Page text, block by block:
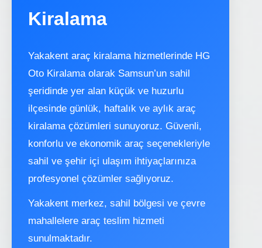
Kiralama
Yakakent araç kiralama hizmetlerinde HG
Oto Kiralama olarak Samsun’un sahil
şeridinde yer alan küçük ve huzurlu
ilçesinde günlük, haftalık ve aylık araç
kiralama çözümleri sunuyoruz. Güvenli,
konforlu ve ekonomik araç seçenekleriyle
sahil ve şehir içi ulaşım ihtiyaçlarınıza
profesyonel çözümler sağlıyoruz.
Yakakent merkez, sahil bölgesi ve çevre
mahallelere araç teslim hizmeti
sunulmaktadır.